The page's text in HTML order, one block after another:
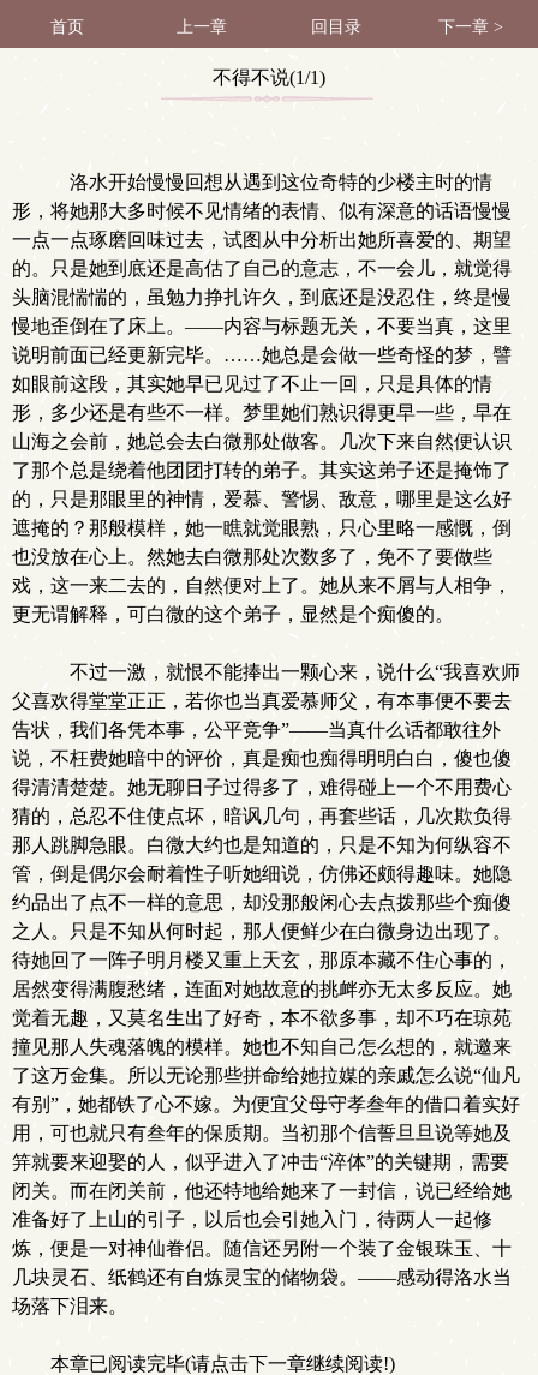
首页 上一章 回目录 下一章 >
不得不说(1/1)
洛水开始慢慢回想从遇到这位奇特的少楼主时的情
形，将她那大多时候不见情绪的表情、似有深意的话语慢慢
一点一点琢磨回味过去，试图从中分析出她所喜爱的、期望
的。只是她到底还是高估了自己的意志，不一会儿，就觉得
头脑混惴惴的，虽勉力挣扎许久，到底还是没忍住，终是慢
慢地歪倒在了床上。——内容与标题无关，不要当真，这里
说明前面已经更新完毕。……她总是会做一些奇怪的梦，譬
如眼前这段，其实她早已见过了不止一回，只是具体的情
形，多少还是有些不一样。梦里她们熟识得更早一些，早在
山海之会前，她总会去白微那处做客。几次下来自然便认识
了那个总是绕着他团团打转的弟子。其实这弟子还是掩饰了
的，只是那眼里的神情，爱慕、警惕、敌意，哪里是这么好
遮掩的？那般模样，她一瞧就觉眼熟，只心里略一感慨，倒
也没放在心上。然她去白微那处次数多了，免不了要做些
戏，这一来二去的，自然便对上了。她从来不屑与人相争，
更无谓解释，可白微的这个弟子，显然是个痴傻的。
不过一激，就恨不能捧出一颗心来，说什么“我喜欢师
父喜欢得堂堂正正，若你也当真爱慕师父，有本事便不要去
告状，我们各凭本事，公平竞争”——当真什么话都敢往外
说，不枉费她暗中的评价，真是痴也痴得明明白白，傻也傻
得清清楚楚。她无聊日子过得多了，难得碰上一个不用费心
猜的，总忍不住使点坏，暗讽几句，再套些话，几次欺负得
那人跳脚急眼。白微大约也是知道的，只是不知为何纵容不
管，倒是偶尔会耐着性子听她细说，仿佛还颇得趣味。她隐
约品出了点不一样的意思，却没那般闲心去点拨那些个痴傻
之人。只是不知从何时起，那人便鲜少在白微身边出现了。
待她回了一阵子明月楼又重上天玄，那原本藏不住心事的，
居然变得满腹愁绪，连面对她故意的挑衅亦无太多反应。她
觉着无趣，又莫名生出了好奇，本不欲多事，却不巧在琼苑
撞见那人失魂落魄的模样。她也不知自己怎么想的，就邀来
了这万金集。所以无论那些拼命给她拉媒的亲戚怎么说“仙凡
有别”，她都铁了心不嫁。为便宜父母守孝叁年的借口着实好
用，可也就只有叁年的保质期。当初那个信誓旦旦说等她及
笄就要来迎娶的人，似乎进入了冲击“淬体”的关键期，需要
闭关。而在闭关前，他还特地给她来了一封信，说已经给她
准备好了上山的引子，以后也会引她入门，待两人一起修
炼，便是一对神仙眷侣。随信还另附一个装了金银珠玉、十
几块灵石、纸鹤还有自炼灵宝的储物袋。——感动得洛水当
场落下泪来。
本章已阅读完毕(请点击下一章继续阅读!)